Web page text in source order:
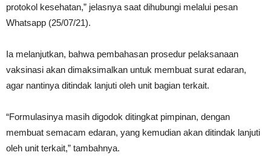
protokol kesehatan,” jelasnya saat dihubungi melalui pesan
Whatsapp (25/07/21).
Ia melanjutkan, bahwa pembahasan prosedur pelaksanaan
vaksinasi akan dimaksimalkan untuk membuat surat edaran,
agar nantinya ditindak lanjuti oleh unit bagian terkait.
“Formulasinya masih digodok ditingkat pimpinan, dengan
membuat semacam edaran, yang kemudian akan ditindak lanjuti
oleh unit terkait,” tambahnya.